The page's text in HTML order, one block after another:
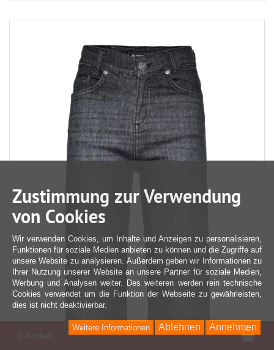
Zustimmung zur Verwendung
von Cookies
Wir verwenden Cookies, um Inhalte und Anzeigen zu personalisieren,
Funktionen für soziale Medien anbieten zu können und die Zugriffe auf
unsere Website zu analysieren. Außerdem geben wir Informationen zu
Ihrer Nutzung unserer Website an unsere Partner für soziale Medien,
Werbung und Analysen weiter. Des weiteren werden rein technische
Cookies verwendet um die Funktion der Webseite zu gewährleisten,
dies ist nicht deaktivierbar.
Annehmen
Ablehnen
Weitere Informationen